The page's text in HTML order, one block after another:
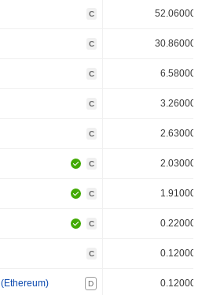
C 52.060000%
C 30.860000%
C 6.580000%
C 3.260000%
C 2.630000%
C 2.030000%
C 1.910000%
C 0.220000%
C 0.120000%
D 0.120000%